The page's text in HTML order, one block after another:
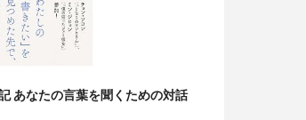
あなたの言葉を聞くための対話